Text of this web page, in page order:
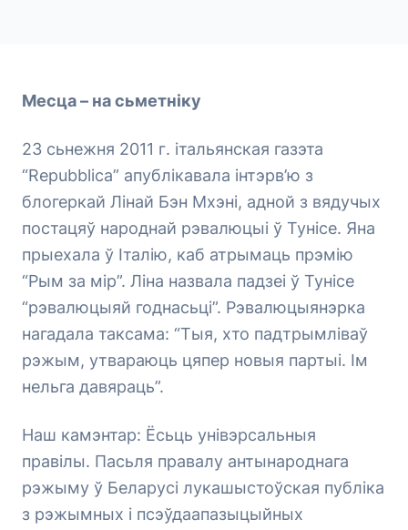
Месца – на сьметніку
23 сьнежня 2011 г. італьянская газэта
“Repubblica” апублікавала інтэрв’ю з
блогеркай Лінай Бэн Мхэні, адной з вядучых
постацяў народнай рэвалюцыі ў Тунісе. Яна
прыехала ў Італію, каб атрымаць прэмію
“Рым за мір”. Ліна назвала падзеі ў Тунісе
“рэвалюцыяй годнасьці”. Рэвалюцыянэрка
нагадала таксама: “Тыя, хто падтрымліваў
рэжым, утвараюць цяпер новыя партыі. Ім
нельга давяраць”.
Наш камэнтар: Ёсьць унівэрсальныя
правілы. Пасьля правалу антынароднага
рэжыму ў Беларусі лукашыстоўская публіка
з рэжымных і псэўдаапазыцыйных